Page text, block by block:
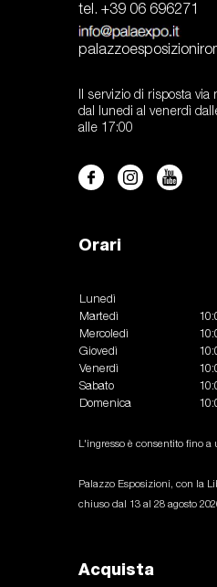
tel. +39 06 696271
Il servizio di risposta via
dal lunedi al venerdì
alle 17:00
Orari
Lunedì
Martedì
Mercoledì
Giovedì
Venerdì
Sabato
Domenica
L'ingresso è consentito fino
Palazzo Esposizioni, con la
chiuso dal 13 al 28 agosto
Acquista